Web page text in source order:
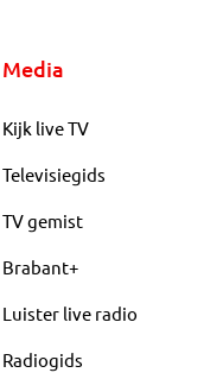
Media
Kijk live TV
Televisiegids
TV gemist
Brabant+
Luister live radio
Radiogids